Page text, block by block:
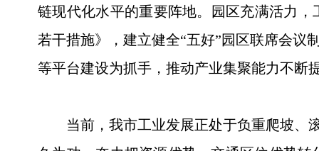
链现代化水平的重要阵地。园区充满活力
若干措施》，建立健全“五好”园区联席会议
等平台建设为抓手，推动产业集聚能力不断
当前，我市工业发展正处于负重爬坡、滚